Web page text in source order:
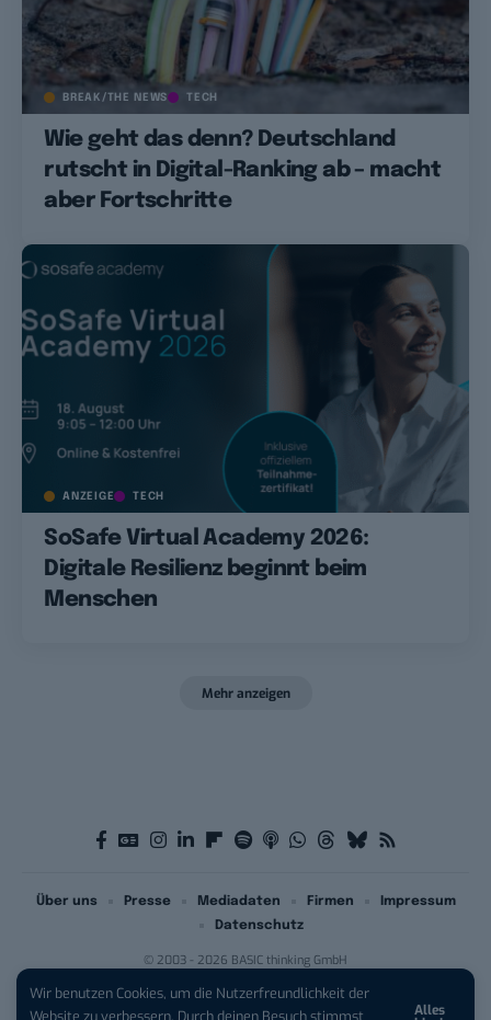
Wir benutzen Cookies, um die Nutzerfreundlichkeit der
Website zu verbessern. Durch deinen Besuch stimmst
Alles
BREAK/THE NEWS TECH
Wie geht das denn? Deutschland
rutscht in Digital-Ranking ab – macht
aber Fortschritte
ANZEIGE TECH
SoSafe Virtual Academy 2026:
Digitale Resilienz beginnt beim
Menschen
Mehr anzeigen
© 2003 - 2026 BASIC thinking GmbH
Über uns Presse Mediadaten Firmen
Impressum
Datenschutz
iPhone 17 Pro sichern:Für 1 € +